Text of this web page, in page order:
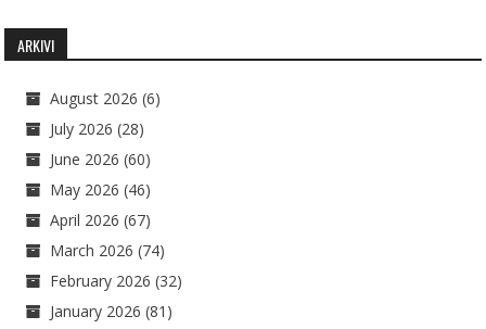
ARKIVI
August 2026 (6)
July 2026 (28)
June 2026 (60)
May 2026 (46)
April 2026 (67)
March 2026 (74)
February 2026 (32)
January 2026 (81)